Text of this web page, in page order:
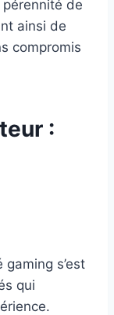
pérennité de
ainsi de
compromis
:
s’est
qui